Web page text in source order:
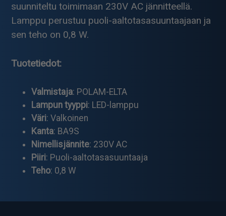
suunniteltu toimimaan 230V AC jännitteellä.
Lamppu perustuu puoli-aaltotasasuuntaajaan ja
sen teho on 0,8 W.
Tuotetiedot:
Valmistaja: POLAM-ELTA
Lampun tyyppi: LED-lamppu
Väri: Valkoinen
Kanta: BA9S
Nimellisjännite: 230V AC
Piiri: Puoli-aaltotasasuuntaaja
Teho: 0,8 W